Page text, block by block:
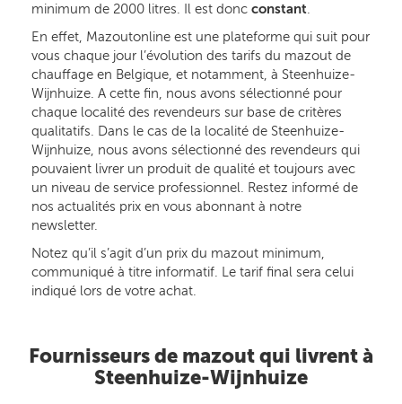
minimum de 2000 litres. Il est donc constant.
En effet, Mazoutonline est une plateforme qui suit pour
vous chaque jour l’évolution des tarifs du mazout de
chauffage en Belgique, et notamment, à Steenhuize-
Wijnhuize. A cette fin, nous avons sélectionné pour
chaque localité des revendeurs sur base de critères
qualitatifs. Dans le cas de la localité de Steenhuize-
Wijnhuize, nous avons sélectionné des revendeurs qui
pouvaient livrer un produit de qualité et toujours avec
un niveau de service professionnel. Restez informé de
nos actualités prix en vous abonnant à notre
newsletter.
Notez qu’il s’agit d’un prix du mazout minimum,
communiqué à titre informatif. Le tarif final sera celui
indiqué lors de votre achat.
Fournisseurs de mazout qui livrent à
Steenhuize-Wijnhuize